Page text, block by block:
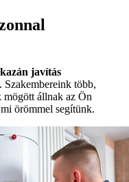
javítás
Szakembereink több,
mögött állnak az Ön
örömmel segítünk.